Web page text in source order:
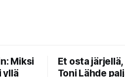
Miksi
yllä
Et osta
Toni Lähde